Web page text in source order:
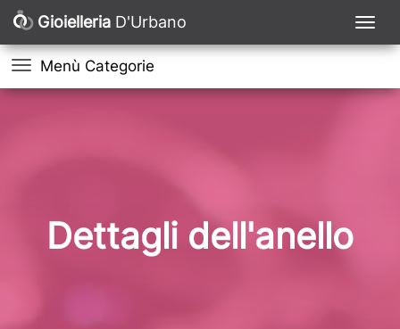
Gioielleria D'Urbano
Menù Categorie
Dettagli dell'anello